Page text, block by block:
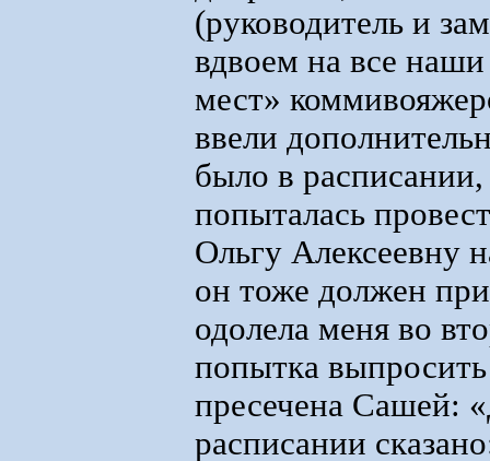
(руководитель и
вдвоем на все
мест»
ввели
было в
попыталась
Ольгу Алексеевну
он тоже должен
одолела меня во
попытка
пресечена Сашей:
расписании